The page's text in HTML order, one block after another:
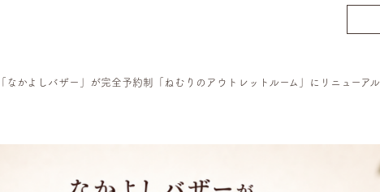
「なかよしバザー」が完全予約制「ねむりのアウトレットルーム」にリニューアル